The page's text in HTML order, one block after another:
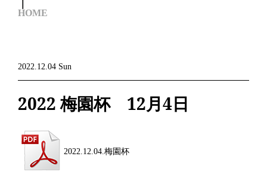
HOME
2022.12.04 Sun
2022 梅園杯 12月4日
2022.12.04.梅園杯